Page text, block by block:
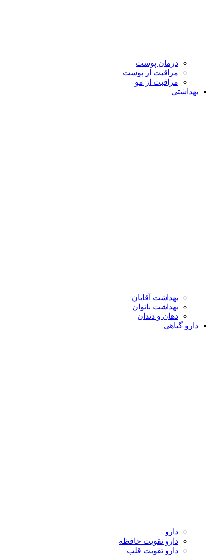
درمان پوست
مراقبت از پوست
مراقبت از مو
بهداشتی
بهداشت آقایان
بهداشت بانوان
دهان و دندان
دارو گیاهی
دارو
دارو تقویت حافظه
دارو تقویت قلب